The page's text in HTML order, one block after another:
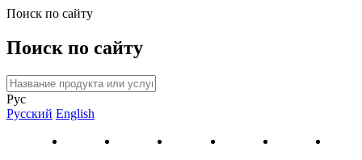
Поиск по сайту
Поиск по сайту
Рус
Русский English